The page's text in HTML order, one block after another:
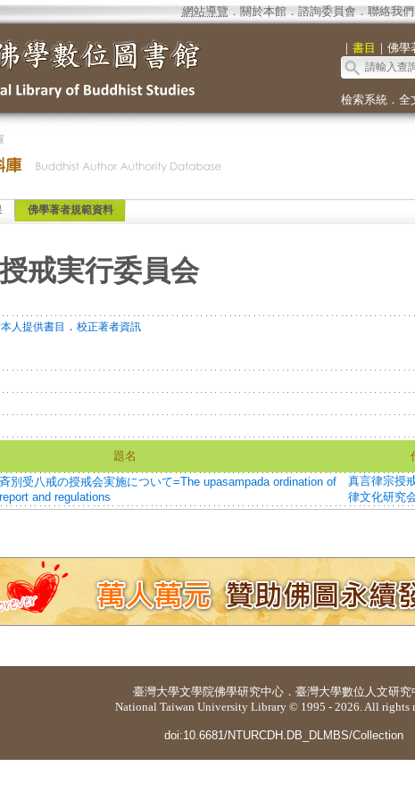
網站導覽 ． 關於本館． 諮詢委員會． 聯絡我們
｜ 書目 ｜ 佛學
檢索系統． 全
佛學著者規範資料
戒実行委員会
人提供書目 ． 校正著者資訊
題名
別受八戒の授戒会実施について=The upasampada ordination of
and regulations
真言律宗授
律文化研究
臺灣大學文學院佛學研究中心 ． 臺灣大學數位人文研究
National Taiwan University Library © 1995 - 2026. All rights
doi:10.6681/NTURCDH.DB_DLMBS/Collection